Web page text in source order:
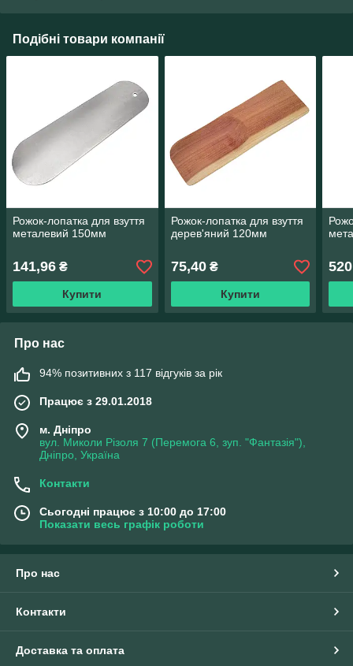
Подібні товари компанії
Рожок-лопатка для взуття
металевий 150мм
141,96 ₴
Купити
Рожок-лопатка для взуття
дерев'яний 120мм
75,40₴
Купити
520
Про нас
94% позитивних з 117 відгуків за рік
Працює з 29.01.2018
м. Дніпро
вул. Миколи Різоля 7 (Перемога 6, зуп. "Фантазія"),
Дніпро, Україна
Контакти
Сьогодні працює з 10:00 до 17:00
Показати весь графік роботи
Про нас
Контакти
Доставка та оплата